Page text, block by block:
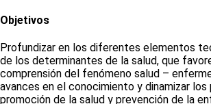
Objetivos
Profundizar en los diferentes elementos
de los determinantes de la salud, que
comprensión del fenómeno salud –
avances en el conocimiento y dinamizar
promoción de la salud y prevención de la